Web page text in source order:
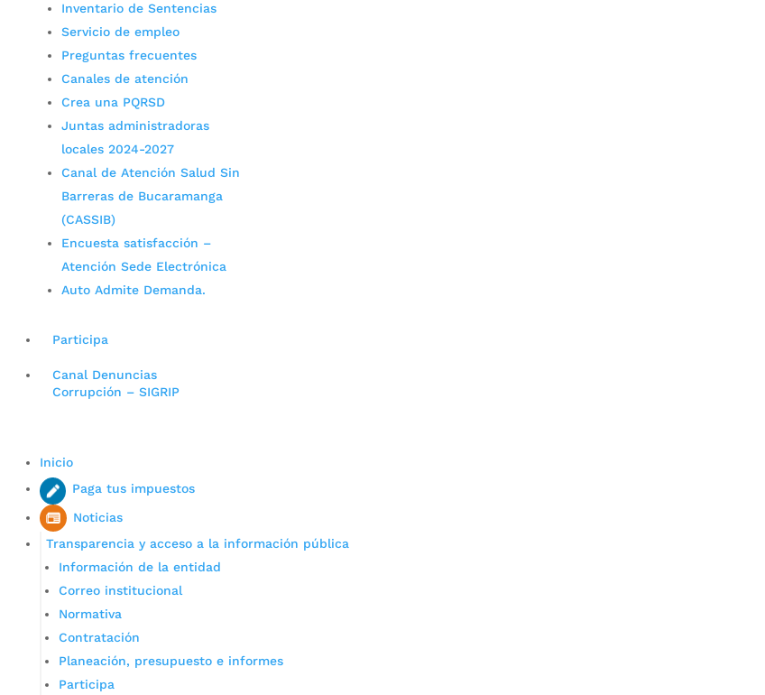
Inventario de Sentencias
Servicio de empleo
Preguntas frecuentes
Canales de atención
Crea una PQRSD
Juntas administradoras
locales 2024-2027
Canal de Atención Salud Sin
Barreras de Bucaramanga
(CASSIB)
Encuesta satisfacción –
Atención Sede Electrónica
Auto Admite Demanda.
Participa
Canal Denuncias
Corrupción – SIGRIP
Inicio
Paga tus impuestos
Noticias
Transparencia y acceso a la información pública
Información de la entidad
Correo institucional
Normativa
Contratación
Planeación, presupuesto e informes
Participa